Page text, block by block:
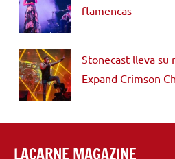
flamencas
Stonecast lleva su
Expand Crimson
LACARNE MAGAZINE